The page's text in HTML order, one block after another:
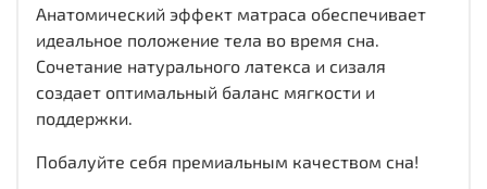
Анатомический эффект матраса обеспечивает
идеальное положение тела во время сна.
Сочетание натурального латекса и сизаля
создает оптимальный баланс мягкости и
поддержки.
Побалуйте себя премиальным качеством сна!